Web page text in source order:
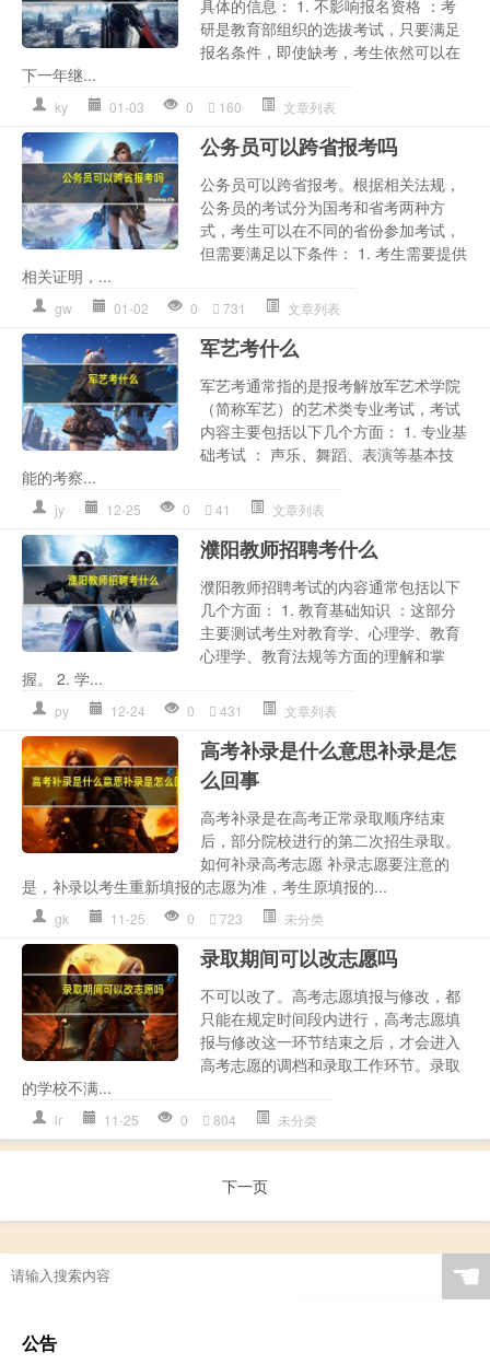
具体的信息： 1. 不影响报名资格 ：考
研是教育部组织的选拔考试，只要满足
报名条件，即使缺考，考生依然可以在
下一年继...
ky 01-03 0 160 文章列表
公务员可以跨省报考吗
公务员可以跨省报考。根据相关法规，
公务员的考试分为国考和省考两种方
式，考生可以在不同的省份参加考试，
但需要满足以下条件： 1. 考生需要提供
相关证明，...
gw 01-02 0 731 文章列表
军艺考什么
军艺考通常指的是报考解放军艺术学院
（简称军艺）的艺术类专业考试，考试
内容主要包括以下几个方面： 1. 专业基
础考试 ： 声乐、舞蹈、表演等基本技
能的考察...
jy 12-25 0 41 文章列表
濮阳教师招聘考什么
濮阳教师招聘考试的内容通常包括以下
几个方面： 1. 教育基础知识 ：这部分
主要测试考生对教育学、心理学、教育
心理学、教育法规等方面的理解和掌
握。 2. 学...
py 12-24 0 431 文章列表
高考补录是什么意思补录是怎
么回事
高考补录是在高考正常录取顺序结束
后，部分院校进行的第二次招生录取。
如何补录高考志愿 补录志愿要注意的
是，补录以考生重新填报的志愿为准，考生原填报的...
gk 11-25 0 723 未分类
录取期间可以改志愿吗
不可以改了。高考志愿填报与修改，都
只能在规定时间段内进行，高考志愿填
报与修改这一环节结束之后，才会进入
高考志愿的调档和录取工作环节。录取
的学校不满...
lr 11-25 0 804 未分类
下一页
☚
公告